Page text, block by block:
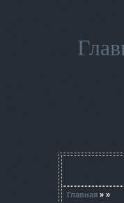
Главная » »